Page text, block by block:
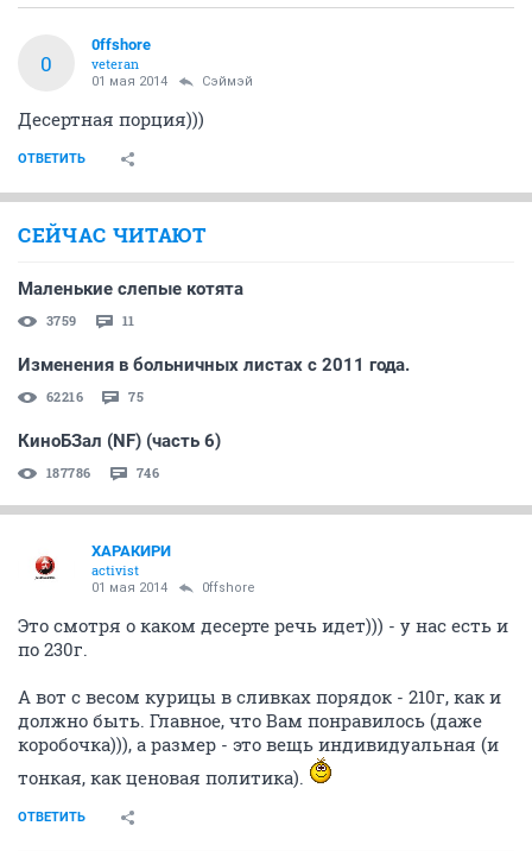
0
0ffshore
veteran
01 мая 2014 Сэймэй
Десертная порция)))
ОТВЕТИТЬ
СЕЙЧАС ЧИТАЮТ
Маленькие слепые котята
3759 11
Изменения в больничных листах с 2011 года.
62216 75
КиноБЗал (NF) (часть 6)
187786 746
ХАРАКИРИ
activist
01 мая 2014 0ffshore
Это смотря о каком десерте речь идет))) - у нас есть и
по 230г.
А вот с весом курицы в сливках порядок - 210г, как и
должно быть. Главное, что Вам понравилось (даже
коробочка))), а размер - это вещь индивидуальная (и
тонкая, как ценовая политика).
ОТВЕТИТЬ